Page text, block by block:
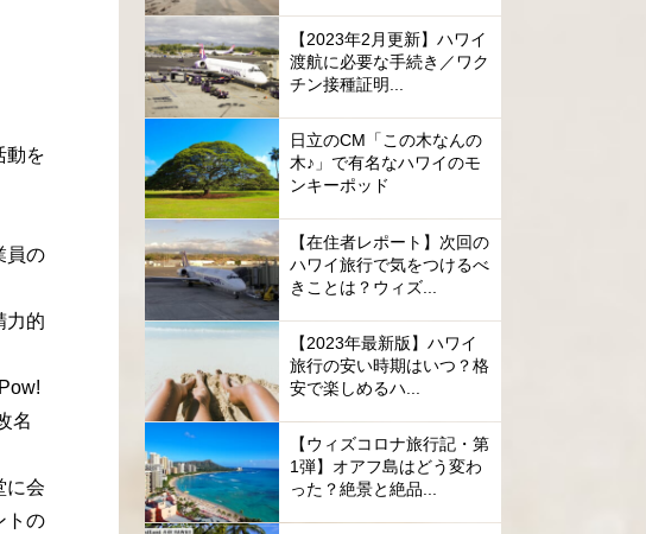
動を
員の
力的
名
に会
トの
【2023年2月更新】ハワイ
渡航に必要な手続き／ワク
チン接種証明...
日立のCM「この木なんの
木♪」で有名なハワイのモ
ンキーポッド
【在住者レポート】次回の
ハワイ旅行で気をつけるべ
きことは？ウィズ...
【2023年最新版】ハワイ
旅行の安い時期はいつ？格
安で楽しめるハ...
【ウィズコロナ旅行記・第
1弾】オアフ島はどう変わ
った？絶景と絶品...